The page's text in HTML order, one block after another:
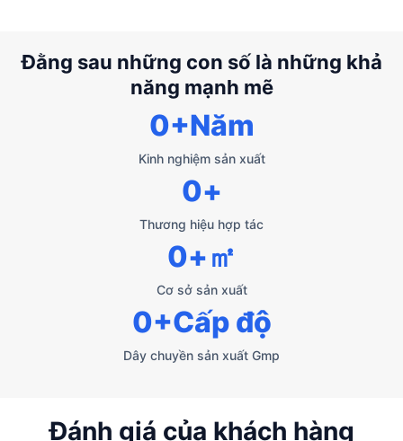
Đằng sau những con số là những khả
năng mạnh mẽ
Kinh nghiệm sản xuất
0+Năm
Thương hiệu hợp tác
0+
Cơ sở sản xuất
0+㎡
Dây chuyền sản xuất Gmp
0+Cấp độ
Đánh giá của khách hàng